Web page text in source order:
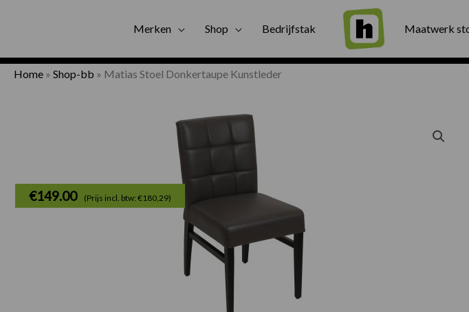
Merken Shop Bedrijfstak Maatwerk
Gratis bezorging Binnen twee
Home » Shop-bb » Matias Stoel Donkertaupe Kunstleder
€149.00 (Prijs incl. btw: €180,29)